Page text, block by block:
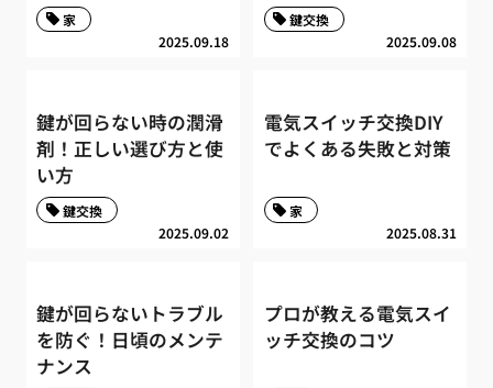
2025.09.18
家
2025.09.08
鍵交換
鍵が回らない時の潤滑
剤！正しい選び方と使
い方
2025.09.02
鍵交換
電気スイッチ交換DIY
でよくある失敗と対策
2025.08.31
家
鍵が回らないトラブル
を防ぐ！日頃のメンテ
ナンス
プロが教える電気スイ
ッチ交換のコツ